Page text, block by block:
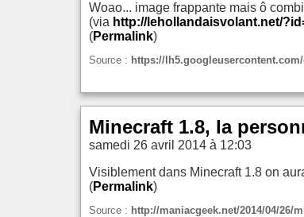
Woao... image frappante mais ô
(via http://lehollandaisvolant.net/
(Permalink)
Source : https://
Minecraft 1.8, la
samedi 26 avril 2014 à 12:03
Visiblement dans Minecraft 1.8 on
(Permalink)
Source : http://maniacgeek.net/2014/04/26/